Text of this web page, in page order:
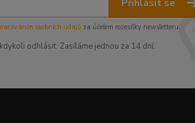
Přihlásit se
osobních údajůza účelem rozesílky newsletteru.
odhlásit. Zasíláme jednou za 14 dní.